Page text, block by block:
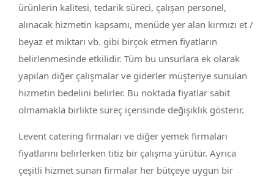
ürünlerin kalitesi, tedarik süreci, çalışan personel,
alınacak hizmetin kapsamı, menüde yer alan kırmızı et /
beyaz et miktarı vb. gibi birçok etmen fiyatların
belirlenmesinde etkilidir. Tüm bu unsurlara ek olarak
yapılan diğer çalışmalar ve giderler müşteriye sunulan
hizmetin bedelini belirler. Bu noktada fiyatlar sabit
olmamakla birlikte süreç içerisinde değişiklik gösterir.
Levent catering firmaları ve diğer yemek firmaları
fiyatlarını belirlerken titiz bir çalışma yürütür. Ayrıca
çeşitli hizmet sunan firmalar her bütçeye uygun bir